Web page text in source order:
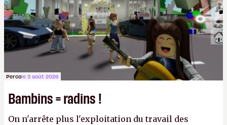
Percole 3 août 2026
Bambins = radins !
On n'arrête plus l'exploitation du travail des